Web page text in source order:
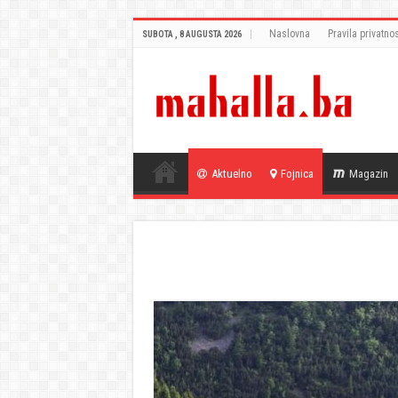
SUBOTA , 8 AUGUSTA 2026 Naslovna Pravila
Aktuelno Fojnica Magazin